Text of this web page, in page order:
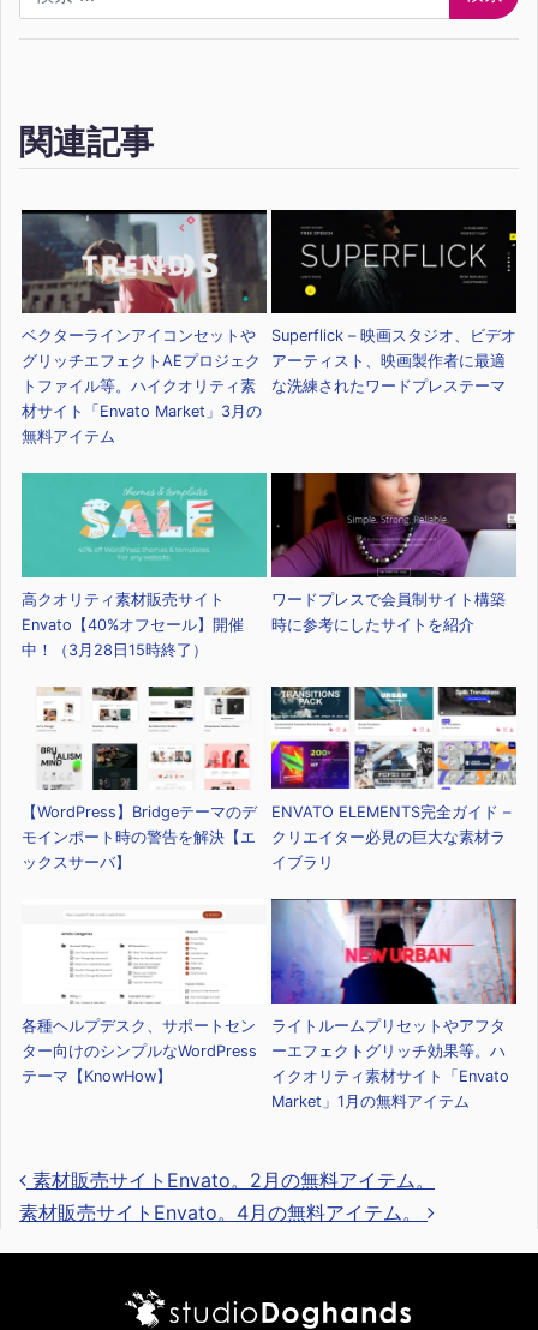
関連記事
ベクターラインアイコンセットや
グリッチエフェクトAEプロジェク
トファイル等。ハイクオリティ素
材サイト「Envato Market」3月の
無料アイテム
Superflick – 映画スタジオ、ビデオ
アーティスト、映画製作者に最適
な洗練されたワードプレステーマ
高クオリティ素材販売サイト
Envato【40%オフセール】開催
中！（3月28日15時終了）
ワードプレスで会員制サイト構築
時に参考にしたサイトを紹介
【WordPress】Bridgeテーマのデ
モインポート時の警告を解決【エ
ックスサーバ】
ENVATO ELEMENTS完全ガイド –
クリエイター必見の巨大な素材ラ
イブラリ
各種ヘルプデスク、サポートセン
ター向けのシンプルなWordPress
テーマ【KnowHow】
ライトルームプリセットやアフタ
ーエフェクトグリッチ効果等。ハ
イクオリティ素材サイト「Envato
Market」1月の無料アイテム
素材販売サイトEnvato。2月の無料アイテム。
素材販売サイトEnvato。4月の無料アイテム。